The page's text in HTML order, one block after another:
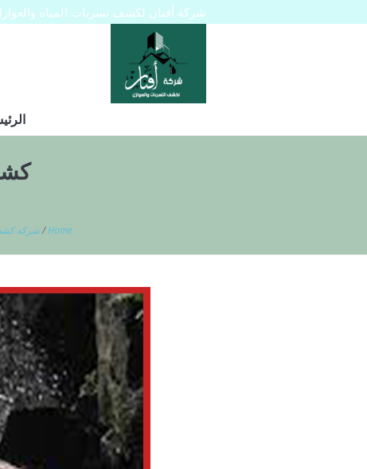
شركة أفنان لكشف تسربات المياه والعوازل
Home
/شركه كشف